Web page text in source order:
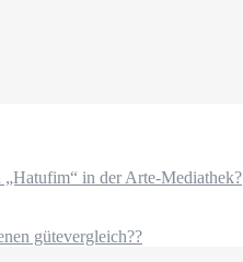
in der Arte-Mediathek?
gütevergleich??